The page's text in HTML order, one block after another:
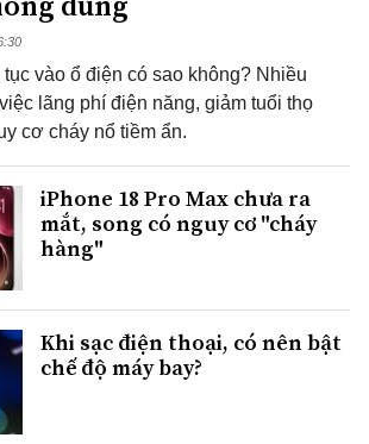
vào ổ điện có sao không? Nhiều
lãng phí điện năng, giảm tuổi thọ
cơ cháy nổ tiềm ẩn.
iPhone 18 Pro Max chưa ra
mắt, song có nguy cơ "cháy
hàng"
Khi sạc điện thoại, có nên bật
chế độ máy bay?